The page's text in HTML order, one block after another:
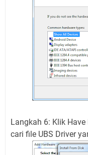
Langkah 6: Klik
cari file UBS Driver